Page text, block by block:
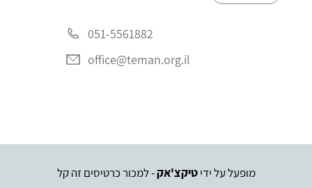
051-5561882
office@teman.org.il
מופעל על ידיטיקצ'אק- למכור כרטיסים זה קל